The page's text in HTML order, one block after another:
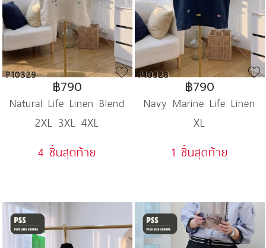
P10329
฿790
Natural Life Linen Blend
Tee
2XL 3XL 4XL
4 ชิ้นสุดท้าย
P10328
฿790
Navy Marine Life Linen
Blend
XL
1 ชิ้นสุดท้าย